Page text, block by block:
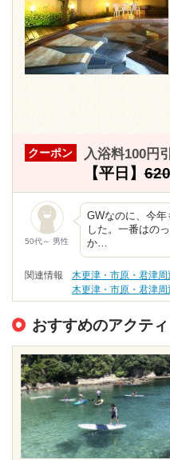
クーポン 入浴料100円
【平日】
50代～ 男性
GWなのに、今
した。一番はの
か…
関連情報 木更津・市原・君津周
木更津・市原・君津
おすすめのアクテ